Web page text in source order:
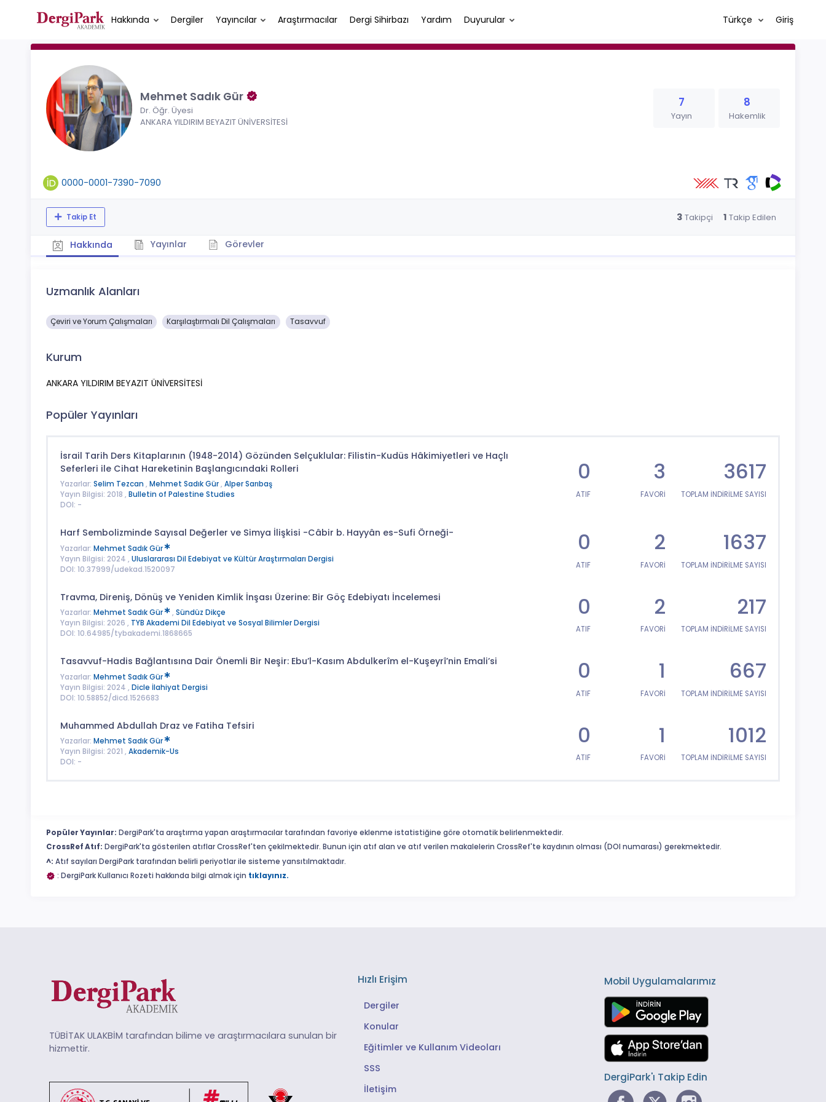
Hakkında Dergiler Yayıncılar Araştırmacılar Dergi Sihirbazı Yardım Duyurular Türkçe Giriş
Mehmet Sadık Gür
Dr. Öğr. Üyesi
ANKARA YILDIRIM BEYAZIT ÜNİVERSİTESİ
7
Yayın
8
Hakemlik
0000-0001-7390-7090
Takip Et 3 Takipçi 1 Takip Edilen
Hakkında Yayınlar Görevler
Uzmanlık Alanları
Çeviri ve Yorum Çalışmaları Karşılaştırmalı Dil Çalışmaları Tasavvuf
Kurum
ANKARA YILDIRIM BEYAZIT ÜNİVERSİTESİ
Popüler Yayınları
İsrail Tarih Ders Kitaplarının (1948-2014) Gözünden Selçuklular: Filistin-Kudüs Hâkimiyetleri ve Haçlı
Seferleri ile Cihat Hareketinin Başlangıcındaki Rolleri
Yazarlar: Selim Tezcan , Mehmet Sadık Gür, Alper Sarıbaş
Yayın Bilgisi: 2018 , Bulletin of Palestine Studies
DOI: -
0
ATIF
3
FAVORİ
3617
TOPLAM İNDİRİLME SAYISI
Harf Sembolizminde Sayısal Değerler ve Simya İlişkisi -Câbir b. Hayyân es-Sufi Örneği-
Yazarlar: Mehmet Sadık Gür
Yayın Bilgisi: 2024 , Uluslararası Dil Edebiyat ve Kültür Araştırmaları Dergisi
DOI: 10.37999/udekad.1520097
0
ATIF
2
FAVORİ
1637
TOPLAM İNDİRİLME SAYISI
Travma, Direniş, Dönüş ve Yeniden Kimlik İnşası Üzerine: Bir Göç Edebiyatı İncelemesi
Yazarlar: Mehmet Sadık Gür , Sündüz Dikçe
Yayın Bilgisi: 2026 , TYB Akademi Dil Edebiyat ve Sosyal Bilimler Dergisi
DOI: 10.64985/tybakademi.1868665
0
ATIF
2
FAVORİ
217
TOPLAM İNDİRİLME SAYISI
Tasavvuf-Hadis Bağlantısına Dair Önemli Bir Neşir: Ebu’l-Kasım Abdulkerîm el-Kuşeyrî’nin Emali’si
Yazarlar: Mehmet Sadık Gür
Yayın Bilgisi: 2024 , Dicle İlahiyat Dergisi
DOI: 10.58852/dicd.1526683
0
ATIF
1
FAVORİ
667
TOPLAM İNDİRİLME SAYISI
Muhammed Abdullah Draz ve Fatiha Tefsiri
Yazarlar: Mehmet Sadık Gür
Yayın Bilgisi: 2021 , Akademik-Us
DOI: -
0
ATIF
1
FAVORİ
1012
TOPLAM İNDİRİLME SAYISI
Popüler Yayınlar: DergiPark'ta araştırma yapan araştırmacılar tarafından favoriye eklenme istatistiğine göre otomatik belirlenmektedir.
CrossRef Atıf: DergiPark'ta gösterilen atıflar CrossRef'ten çekilmektedir. Bunun için atıf alan ve atıf verilen makalelerin CrossRef'te kaydının olması (DOI numarası) gerekmektedir.
^: Atıf sayıları DergiPark tarafından belirli periyotlar ile sisteme yansıtılmaktadır.
: DergiPark Kullanıcı Rozeti hakkında bilgi almak için tıklayınız.
TÜBİTAK ULAKBİM tarafından bilime ve araştırmacılara sunulan bir
hizmettir.
Hızlı Erişim
Dergiler
Konular
Eğitimler ve Kullanım Videoları
SSS
İletişim
Mobil Uygulamalarımız
DergiPark'ı Takip Edin